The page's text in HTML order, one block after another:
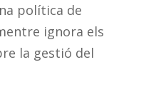
política de
ignora els
la gestió del